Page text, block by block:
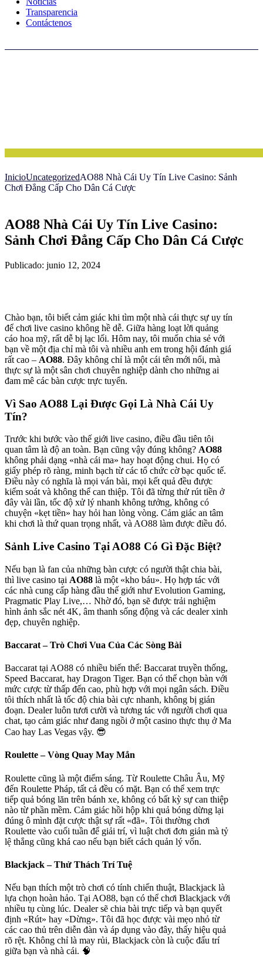
Transparencia
Contáctenos
InicioUncategorizedAO88 Nhà Cái Uy Tín Live Casino: Sảnh
Chơi Đẳng Cấp Cho Dân Cá Cược
AO88 Nhà Cái Uy Tín Live Casino:
Sảnh Chơi Đẳng Cấp Cho Dân Cá Cược
Publicado: junio 12, 2024
Chào bạn, tôi biết cảm giác khi tìm một nhà cái thực sự uy tín
để chơi live casino không hề dễ. Giữa hàng loạt lời quảng
cáo hoa mỹ, rất dễ bị lạc lối. Hôm nay, tôi muốn chia sẻ với
bạn về một địa chỉ mà tôi và nhiều anh em trong hội đánh giá
rất cao – AO88. Đây không chỉ là một cái tên mới nổi, mà
thực sự là một sân chơi chuyên nghiệp dành cho những ai
đam mê các bàn cược trực tuyến.
Vì Sao AO88 Lại Được Gọi Là Nhà Cái Uy
Tín?
Trước khi bước vào thế giới live casino, điều đầu tiên tôi
quan tâm là độ an toàn. Bạn cũng vậy đúng không? AO88
không phải dạng «nhà cái ma» hay hoạt động chui. Họ có
giấy phép rõ ràng, minh bạch từ các tổ chức cờ bạc quốc tế.
Điều này có nghĩa là mọi ván bài, mọi kết quả đều được
kiểm soát và không thể can thiệp. Tôi đã từng thử rút tiền ở
đây vài lần, tốc độ xử lý nhanh không tưởng, không có
chuyện «kẹt tiền» hay hỏi han lòng vòng. Cảm giác an tâm
khi chơi là thứ quan trọng nhất, và AO88 làm được điều đó.
Sảnh Live Casino Tại AO88 Có Gì Đặc Biệt?
Nếu bạn là fan của những bàn cược có người thật chia bài,
thì live casino tại AO88 là một «kho báu». Họ hợp tác với
các nhà cung cấp hàng đầu thế giới như Evolution Gaming,
Pragmatic Play Live,… Nhờ đó, bạn sẽ được trải nghiệm
hình ảnh sắc nét 4K, âm thanh sống động và các dealer xinh
đẹp, chuyên nghiệp.
Baccarat – Trò Chơi Vua Của Các Sòng Bài
Baccarat tại AO88 có nhiều biến thể: Baccarat truyền thống,
Speed Baccarat, hay Dragon Tiger. Bạn có thể chọn bàn với
mức cược từ thấp đến cao, phù hợp với mọi ngân sách. Điều
tôi thích nhất là tốc độ chia bài cực nhanh, không bị gián
đoạn. Dealer luôn tươi cười và tương tác với người chơi qua
chat, tạo cảm giác như đang ngồi ở một casino thực thụ ở Ma
Cao hay Las Vegas vậy. 😎
Roulette – Vòng Quay May Mắn
Roulette cũng là một điểm sáng. Từ Roulette Châu Âu, Mỹ
đến Roulette Pháp, tất cả đều có mặt. Bạn có thể xem trực
tiếp quả bóng lăn trên bánh xe, không có bất kỳ sự can thiệp
nào từ phần mềm. Cảm giác hồi hộp khi quả bóng dừng lại
đúng ô mình đặt cược thật sự rất «đã». Tôi thường chơi
Roulette vào cuối tuần để giải trí, vì luật chơi đơn giản mà tỷ
lệ thắng cũng khá cao nếu bạn biết cách quản lý vốn.
Blackjack – Thử Thách Trí Tuệ
Nếu bạn thích một trò chơi có tính chiến thuật, Blackjack là
lựa chọn hoàn hảo. Tại AO88, bạn có thể chơi Blackjack với
nhiều tụ cùng lúc. Dealer sẽ chia bài trực tiếp và bạn quyết
định «Rút» hay «Dừng». Tôi đã học được vài mẹo nhỏ từ
các cao thủ trên diễn đàn và áp dụng vào đây, thấy hiệu quả
rõ rệt. Không chỉ là may rủi, Blackjack còn là cuộc đấu trí
giữa bạn và nhà cái. 🧠